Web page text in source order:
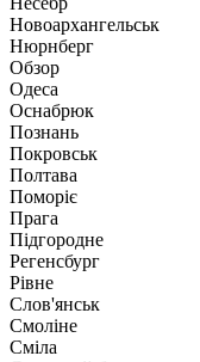
Новоархангельськ
Нюрнберг
Обзор
Одеса
Оснабрюк
Познань
Покровськ
Полтава
Поморіє
Прага
Підгородне
Регенсбург
Рівне
Слов'янськ
Смоліне
Сміла